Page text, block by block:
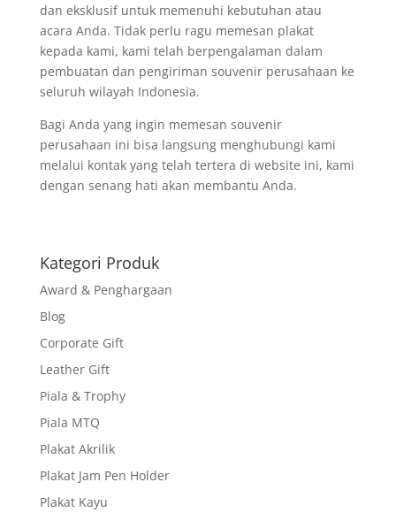
dan eksklusif untuk memenuhi kebutuhan atau
acara Anda. Tidak perlu ragu memesan plakat
kepada kami, kami telah berpengalaman dalam
pembuatan dan pengiriman souvenir perusahaan ke
seluruh wilayah Indonesia.
Bagi Anda yang ingin memesan souvenir
perusahaan ini bisa langsung menghubungi kami
melalui kontak yang telah tertera di website ini, kami
dengan senang hati akan membantu Anda.
Kategori Produk
Award & Penghargaan
Blog
Corporate Gift
Leather Gift
Piala & Trophy
Piala MTQ
Plakat Akrilik
Plakat Jam Pen Holder
Plakat Kayu